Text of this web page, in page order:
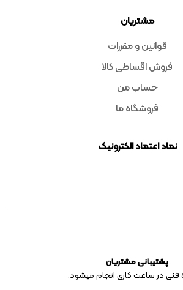
مشتریان
قوانین و مقررات
فروش اقساطی کالا
حساب من
فروشگاه ما
نماد اعتماد الکترونیک
پشتیبانی مشتریان
فنی در ساعت کاری انجام میشود.